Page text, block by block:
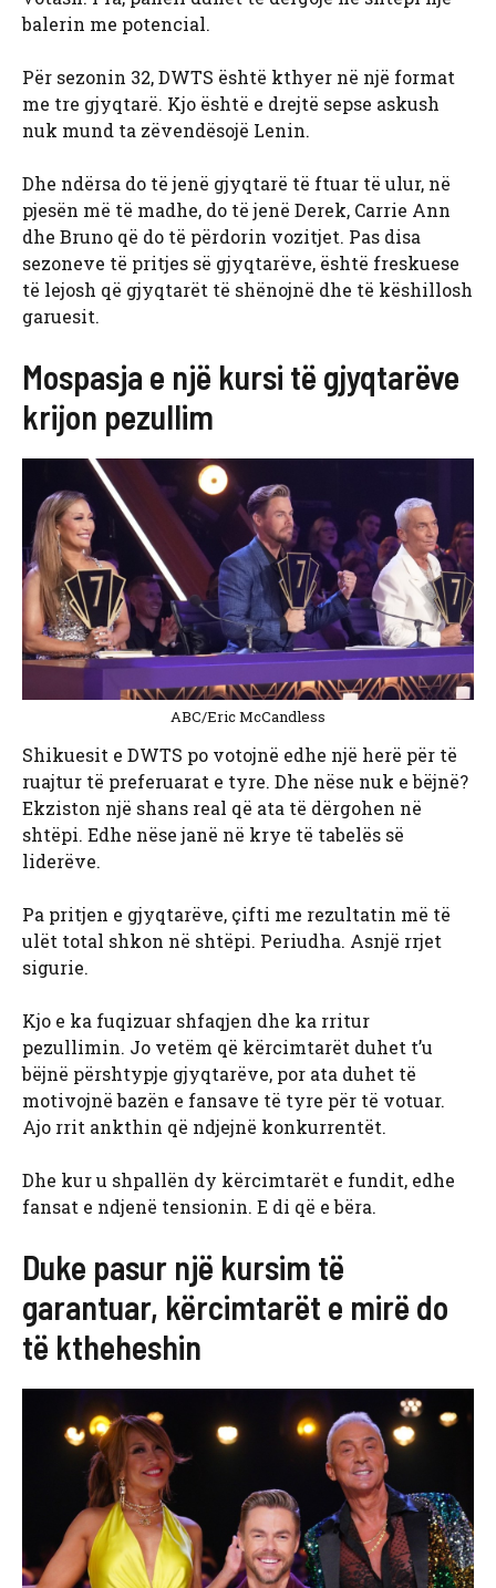
balerin me potencial.
Për sezonin 32, DWTS është kthyer në një format
me tre gjyqtarë. Kjo është e drejtë sepse askush
nuk mund ta zëvendësojë Lenin.
Dhe ndërsa do të jenë gjyqtarë të ftuar të ulur, në
pjesën më të madhe, do të jenë Derek, Carrie Ann
dhe Bruno që do të përdorin vozitjet. Pas disa
sezoneve të pritjes së gjyqtarëve, është freskuese
të lejosh që gjyqtarët të shënojnë dhe të këshillosh
garuesit.
Mospasja e një kursi të gjyqtarëve
krijon pezullim
ABC/Eric McCandless
Shikuesit e DWTS po votojnë edhe një herë për të
ruajtur të preferuarat e tyre. Dhe nëse nuk e bëjnë?
Ekziston një shans real që ata të dërgohen në
shtëpi. Edhe nëse janë në krye të tabelës së
liderëve.
Pa pritjen e gjyqtarëve, çifti me rezultatin më të
ulët total shkon në shtëpi. Periudha. Asnjë rrjet
sigurie.
Kjo e ka fuqizuar shfaqjen dhe ka rritur
pezullimin. Jo vetëm që kërcimtarët duhet t’u
bëjnë përshtypje gjyqtarëve, por ata duhet të
motivojnë bazën e fansave të tyre për të votuar.
Ajo rrit ankthin që ndjejnë konkurrentët.
Dhe kur u shpallën dy kërcimtarët e fundit, edhe
fansat e ndjenë tensionin. E di që e bëra.
Duke pasur një kursim të
garantuar, kërcimtarët e mirë do
të ktheheshin